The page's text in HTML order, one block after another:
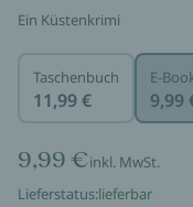
Ein Küstenkrimi
Taschenbuch
11,99 €
E-
9,99
9,99 €inkl. MwSt.
Lieferstatus:lieferbar